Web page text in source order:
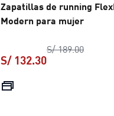
Zapatillas de running
Modern para mujer
S/ 189.00precio
S/ 132.30